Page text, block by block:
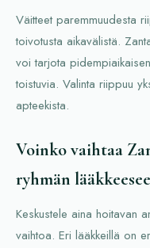
Väitteet paremmuudesta
toivotusta aikavälistä.
voi tarjota
toistuvia. Valinta riippuu
apteekista.
Voinko vaihtaa
ryhmän
Keskustele aina hoitavan
vaihtoa. Eri lääkkeillä on